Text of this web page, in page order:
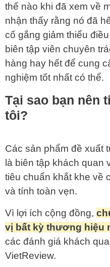
thế nào khi đã xem về
nhận thấy rằng nó đã
cố gắng giảm thiểu
biên tập viên chuyên
hàng hay hết để cung
nghiệm tốt nhất có thể.
Tại sao bạn nên
tôi?
Các sản phẩm đề xuất
là biên tập khách quan
tiêu chuẩn khắt khe về
và tính toàn vẹn.
Vì lợi ích cộng đồng,
vị bất kỳ thương hiệu
các đánh giá khách
VietReview.